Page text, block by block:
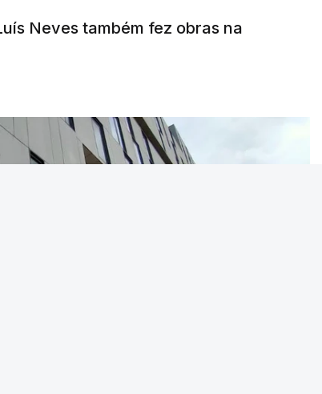
Neves também fez obras na